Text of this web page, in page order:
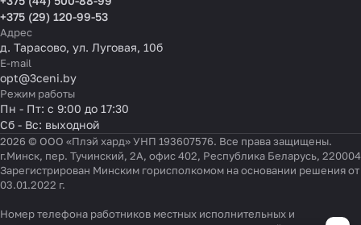
+375 (29) 120-99-53
Адрес
д. Тарасово, ул. Луговая, 10б
E-mail
opt@3ceni.by
Режим работы
Пн - Пт: с 9:00 до 17:30
Сб - Вс: выходной
2026 © ООО «Плэй хард» УНП 193607576. Все права защищены.
г.Минск, пер. Тучинский, 2А, офис 402, Республика Беларусь, 220004
Зарегистрирован Минским горисполкомом на основании решения от
03.01.2022 г.
Номер телефона работников местных исполнительных и
Настройки файлов cookie